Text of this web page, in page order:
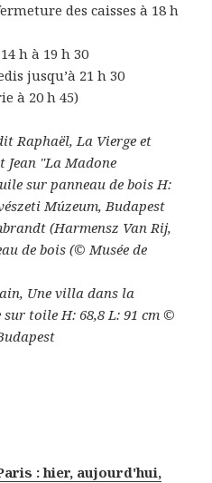
des caisses à 18 h
h à 19 h 30
jusqu’à 21 h 30
à 20 h 45)
Raphaël, La Vierge et
Jean "La Madone
sur panneau de bois H:
Múzeum, Budapest
(Harmensz Van Rij,
de bois (© Musée de
Une villa dans la
toile H: 68,8 L: 91 cm ©
: hier, aujourd'hui,